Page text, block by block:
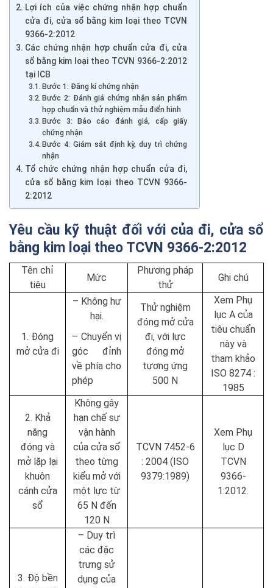
Lợi ích của việc chứng nhận hợp chuẩn
cửa đi, cửa sổ bằng kim loại theo TCVN
9366-2:2012
Các chứng nhận hợp chuẩn cửa đi, cửa
sổ bằng kim loại theo TCVN 9366-2:2012
tại ICB
Bước 1: Đăng kí chứng nhận
Bước 2: Đánh giá chứng nhận sản phẩm
hợp chuẩn và thử nghiệm mẫu điển hình
Bước 3: Báo cáo đánh giá, cấp giấy
chứng nhận
Bước 4: Giám sát định kỳ, duy trì chứng
nhận
Tổ chức chứng nhận hợp chuẩn cửa đi,
cửa sổ bằng kim loại theo TCVN 9366-
2:2012
Yêu cầu kỹ thuật đối với của đi, cửa sổ
bằng kim loại theo TCVN 9366-2:2012
Tên chỉ
tiêu
Mức
Phương pháp
thử
Ghi chú
1. Đóng
mở cửa đi
– Không hư
hại.
– Chuyển vị
góc đỉnh
về phía cho
phép
Thử nghiệm
đóng mở cửa
đi, với lực
đóng mở
tương ứng
500 N
Xem Phụ
lục A của
tiêu chuẩn
này và
tham khảo
ISO 8274 :
1985
2. Khả
năng
đóng và
mở lặp lại
khuôn
cánh cửa
sổ
Không gây
hạn chế sự
vận hành
của cửa sổ
theo từng
kiểu mở với
một lực từ
65 N đến
120 N
TCVN 7452-6
: 2004 (ISO
9379:1989)
Xem Phụ
lục D
TCVN
9366-
1:2012.
3. Độ bền
– Duy trì
các đặc
trưng sử
dụng của